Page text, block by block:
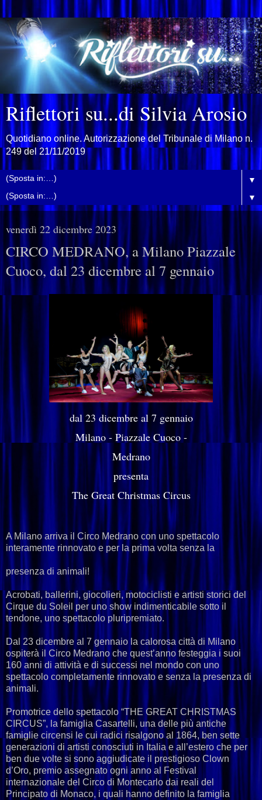
Riflettori su...di Silvia Arosio
Quotidiano online. Autorizzazione del Tribunale di Milano n.
249 del 21/11/2019
▼
▼
venerdì 22 dicembre 2023
CIRCO MEDRANO, a Milano Piazzale
Cuoco, dal 23 dicembre al 7 gennaio
dal 23 dicembre al 7 gennaio
Milano - Piazzale Cuoco -
Medrano
presenta
The Great Christmas Circus
A Milano arriva il Circo Medrano con uno spettacolo
interamente rinnovato e per la prima volta senza la
presenza di animali!
Acrobati, ballerini, giocolieri, motociclisti e artisti storici del
Cirque du Soleil per uno show indimenticabile sotto il
tendone, uno spettacolo pluripremiato.
Dal 23 dicembre al 7 gennaio la calorosa città di Milano
ospiterà il Circo Medrano che quest’anno festeggia i suoi
160 anni di attività e di successi nel mondo con uno
spettacolo completamente rinnovato e senza la presenza di
animali.
Promotrice dello spettacolo “THE GREAT CHRISTMAS
CIRCUS”, la famiglia Casartelli, una delle più antiche
famiglie circensi le cui radici risalgono al 1864, ben sette
generazioni di artisti conosciuti in Italia e all’estero che per
ben due volte si sono aggiudicate il prestigioso Clown
d’Oro, premio assegnato ogni anno al Festival
internazionale del Circo di Montecarlo dai reali del
Principato di Monaco, i quali hanno definito la famiglia